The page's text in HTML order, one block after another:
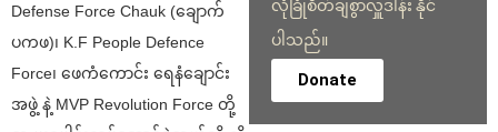
Defense Force Chauk (ချောက်
ပကဖ)၊ K.F People Defence
Force၊ ဖေကံကောင်း ရေနံချောင်း
အဖွဲ့ နဲ့ MVP Revolution Force တို့
လုံခြုံစိတ်ချစွာလှူဒါန်း နိုင်
ပါသည်။
Donate